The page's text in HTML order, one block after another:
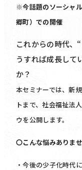
※今話題のソーシャ
郷町）での開催
これからの時代、
うすれば成長して
か？
本セミナーでは、新
トまで、社会福祉法
ウを公開します。
〇こんな悩みありま
・今後の少子化時代